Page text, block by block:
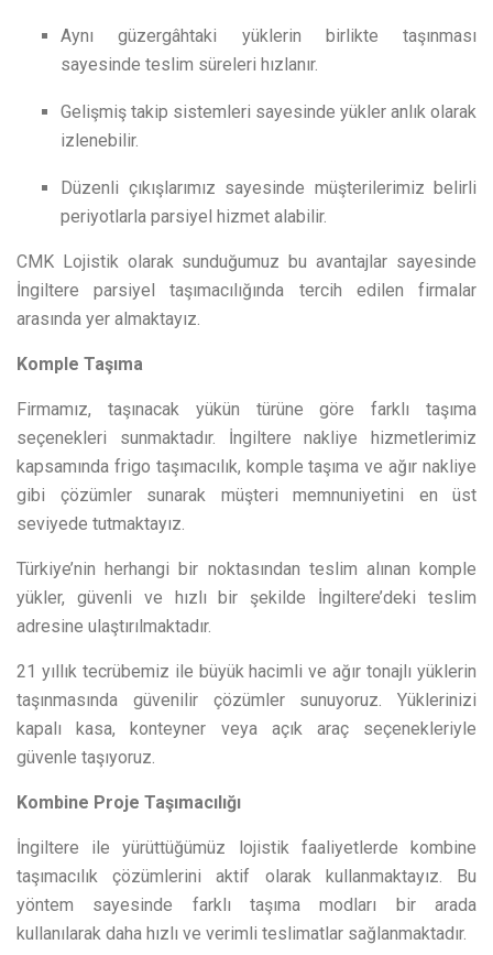
Aynı güzergâhtaki yüklerin birlikte taşınması
sayesinde teslim süreleri hızlanır.
Gelişmiş takip sistemleri sayesinde yükler anlık olarak
izlenebilir.
Düzenli çıkışlarımız sayesinde müşterilerimiz belirli
periyotlarla parsiyel hizmet alabilir.
CMK Lojistik olarak sunduğumuz bu avantajlar sayesinde
İngiltere parsiyel taşımacılığında tercih edilen firmalar
arasında yer almaktayız.
Komple Taşıma
Firmamız, taşınacak yükün türüne göre farklı taşıma
seçenekleri sunmaktadır. İngiltere nakliye hizmetlerimiz
kapsamında frigo taşımacılık, komple taşıma ve ağır nakliye
gibi çözümler sunarak müşteri memnuniyetini en üst
seviyede tutmaktayız.
Türkiye’nin herhangi bir noktasından teslim alınan komple
yükler, güvenli ve hızlı bir şekilde İngiltere’deki teslim
adresine ulaştırılmaktadır.
21 yıllık tecrübemiz ile büyük hacimli ve ağır tonajlı yüklerin
taşınmasında güvenilir çözümler sunuyoruz. Yüklerinizi
kapalı kasa, konteyner veya açık araç seçenekleriyle
güvenle taşıyoruz.
Kombine Proje Taşımacılığı
İngiltere ile yürüttüğümüz lojistik faaliyetlerde kombine
taşımacılık çözümlerini aktif olarak kullanmaktayız. Bu
yöntem sayesinde farklı taşıma modları bir arada
kullanılarak daha hızlı ve verimli teslimatlar sağlanmaktadır.